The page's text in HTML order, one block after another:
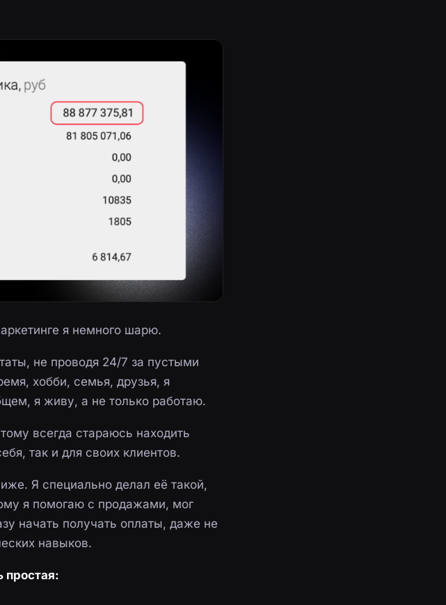
я немного шарю.
не проводя 24/7 за пустыми
хобби, семья, друзья, я
я живу, а не только работаю.
всегда стараюсь находить
так и для своих клиентов.
Я специально делал её такой,
я помогаю с продажами, мог
начать получать оплаты, даже не
навыков.
простая: